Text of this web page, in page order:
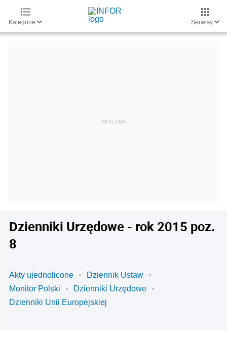
Kategorie Serwisy
Dzienniki Urzędowe - rok 2015 poz.
8
Akty ujednolicone
Dziennik Ustaw
Monitor Polski
Dzienniki Urzędowe
Dzienniki Unii Europejskiej